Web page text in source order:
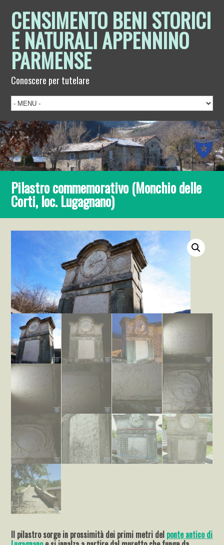
CENSIMENTO BENI STORICI
E NATURALI APPENNINO
PARMENSE
Conoscere per tutelare
Pilastro commemorativo (Monchio delle
Corti, loc. Lugagnano)
Il pilastro sorge in prossimità dei primi metri del ponte antico di